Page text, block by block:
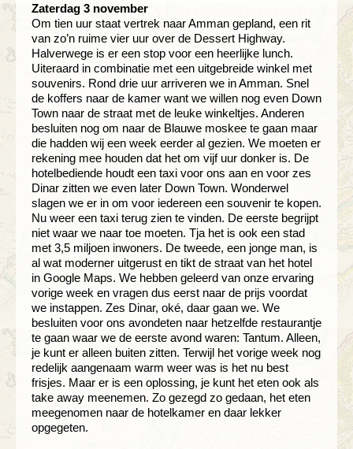
Zaterdag 3 november
Om tien uur staat vertrek naar Amman gepland, een rit
van zo’n ruime vier uur over de Dessert Highway.
Halverwege is er een stop voor een heerlijke lunch.
Uiteraard in combinatie met een uitgebreide winkel met
souvenirs. Rond drie uur arriveren we in Amman. Snel
de koffers naar de kamer want we willen nog even Down
Town naar de straat met de leuke winkeltjes. Anderen
besluiten nog om naar de Blauwe moskee te gaan maar
die hadden wij een week eerder al gezien. We moeten er
rekening mee houden dat het om vijf uur donker is. De
hotelbediende houdt een taxi voor ons aan en voor zes
Dinar zitten we even later Down Town. Wonderwel
slagen we er in om voor iedereen een souvenir te kopen.
Nu weer een taxi terug zien te vinden. De eerste begrijpt
niet waar we naar toe moeten. Tja het is ook een stad
met 3,5 miljoen inwoners. De tweede, een jonge man, is
al wat moderner uitgerust en tikt de straat van het hotel
in Google Maps. We hebben geleerd van onze ervaring
vorige week en vragen dus eerst naar de prijs voordat
we instappen. Zes Dinar, oké, daar gaan we. We
besluiten voor ons avondeten naar hetzelfde restaurantje
te gaan waar we de eerste avond waren: Tantum. Alleen,
je kunt er alleen buiten zitten. Terwijl het vorige week nog
redelijk aangenaam warm weer was is het nu best
frisjes. Maar er is een oplossing, je kunt het eten ook als
take away meenemen. Zo gezegd zo gedaan, het eten
meegenomen naar de hotelkamer en daar lekker
opgegeten.